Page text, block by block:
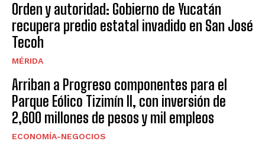
Orden y autoridad: Gobierno de Yucatán
recupera predio estatal invadido en San José
Tecoh
MÉRIDA
Arriban a Progreso componentes para el
Parque Eólico Tizimín II, con inversión de
2,600 millones de pesos y mil empleos
ECONOMÍA-NEGOCIOS